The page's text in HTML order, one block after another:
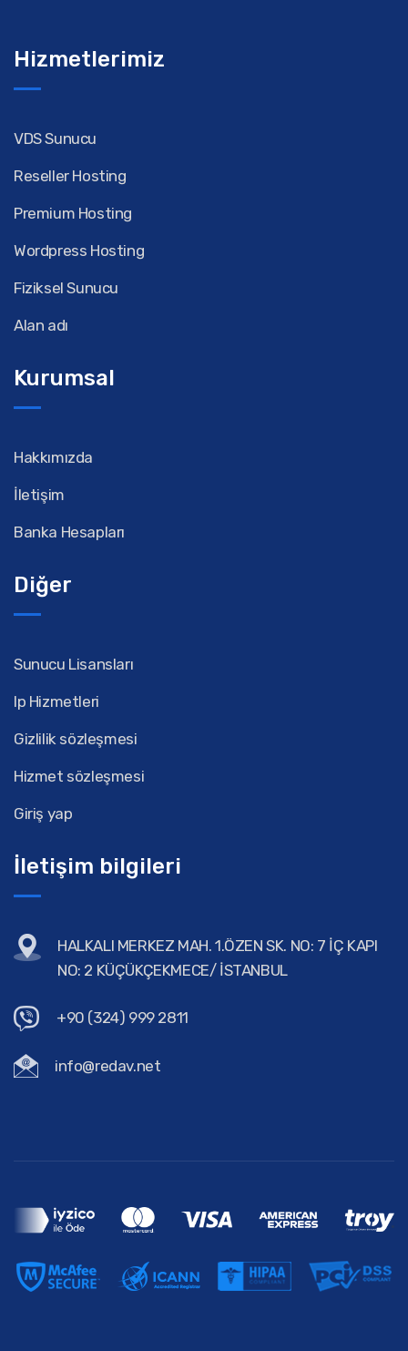
Hizmetlerimiz
VDS Sunucu
Reseller Hosting
Premium Hosting
Wordpress Hosting
Fiziksel Sunucu
Alan adı
Kurumsal
Hakkımızda
İletişim
Banka Hesapları
Diğer
Sunucu Lisansları
Ip Hizmetleri
Gizlilik sözleşmesi
Hizmet sözleşmesi
Giriş yap
İletişim bilgileri
HALKALI MERKEZ MAH. 1.ÖZEN SK. NO: 7 İÇ KAPI
NO: 2 KÜÇÜKÇEKMECE/ İSTANBUL
+90 (324) 999 2811
info@redav.net